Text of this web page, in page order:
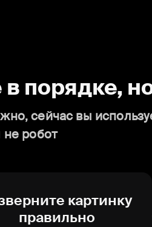
в порядке,
сейчас вы
не робот
картинку
правильно